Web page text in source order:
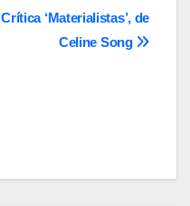
Crítica ‘Materialistas’, de
Celine Song